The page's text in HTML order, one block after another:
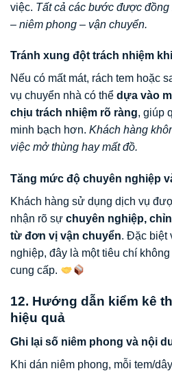
việc. Tất cả các bước được
– niêm phong – vận chuyển.
Tránh xung đột trách nhiệm
Nếu có mất mát, rách tem hoặc
vụ chuyển nhà có thể dựa vào
chịu trách nhiệm rõ ràng, giúp
minh bạch hơn. Khách hàng
việc mở thùng hay mất đồ.
Tăng mức độ chuyên nghiệp
Khách hàng sử dụng dịch vụ
nhận rõ sự chuyên nghiệp,
từ đơn vị vận chuyển. Đặc biệt
nghiệp, đây là một tiêu chí
cung cấp.
12. Hướng dẫn kiểm kê
hiệu quả
Ghi lại số niêm phong và nội
Khi dán niêm phong, mỗi tem/